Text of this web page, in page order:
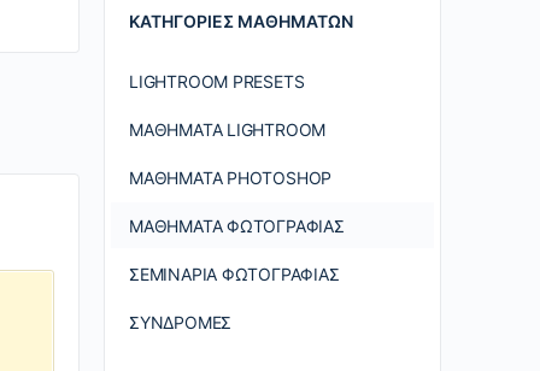
ΚΑΤΗΓΟΡΊΕΣ ΜΑΘΗΜΆΤΩΝ
LIGHTROOM PRESETS
ΜΑΘΉΜΑΤΑ LIGHTROOM
ΜΑΘΉΜΑΤΑ PHOTOSHOP
ΜΑΘΉΜΑΤΑ ΦΩΤΟΓΡΑΦΊΑΣ
ΣΕΜΙΝΆΡΙΑ ΦΩΤΟΓΡΑΦΊΑΣ
ΣΥΝΔΡΟΜΈΣ